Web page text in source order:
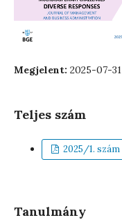
Megjelent: 2025-07-31
Teljes szám
2025/1. szám
Tanulmány